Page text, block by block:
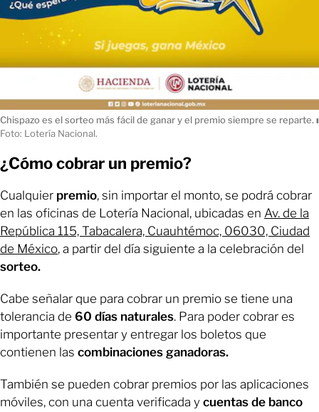
Chispazo es el sorteo más fácil de ganar y el premio siempre se reparte. ı
Foto: Lotería Nacional.
¿Cómo cobrar un premio?
Cualquier premio, sin importar el monto, se podrá cobrar
en las oficinas de Lotería Nacional, ubicadas en Av. de la
República 115, Tabacalera, Cuauhtémoc, 06030, Ciudad
de México, a partir del día siguiente a la celebración del
sorteo.
Cabe señalar que para cobrar un premio se tiene una
tolerancia de 60 días naturales. Para poder cobrar es
importante presentar y entregar los boletos que
contienen las combinaciones ganadoras.
También se pueden cobrar premios por las aplicaciones
móviles, con una cuenta verificada y cuentas de banco